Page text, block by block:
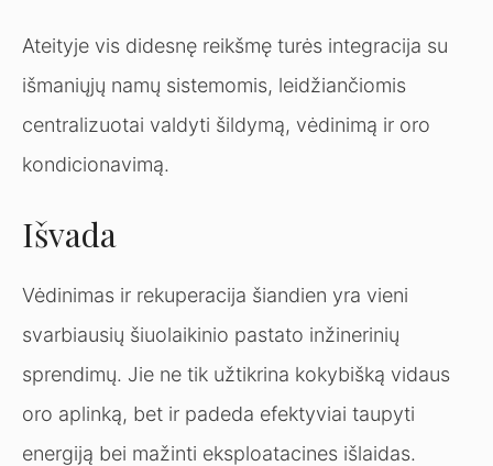
Ateityje vis didesnę reikšmę turės integracija su
išmaniųjų namų sistemomis, leidžiančiomis
centralizuotai valdyti šildymą, vėdinimą ir oro
kondicionavimą.
Išvada
Vėdinimas ir rekuperacija šiandien yra vieni
svarbiausių šiuolaikinio pastato inžinerinių
sprendimų. Jie ne tik užtikrina kokybišką vidaus
oro aplinką, bet ir padeda efektyviai taupyti
energiją bei mažinti eksploatacines išlaidas.